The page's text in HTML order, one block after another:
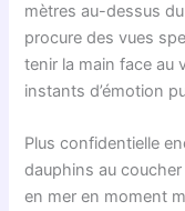
mètres au-dessus
procure des vues
tenir la main face au
instants d’émotion
Plus confidentielle
dauphins au
en mer en moment